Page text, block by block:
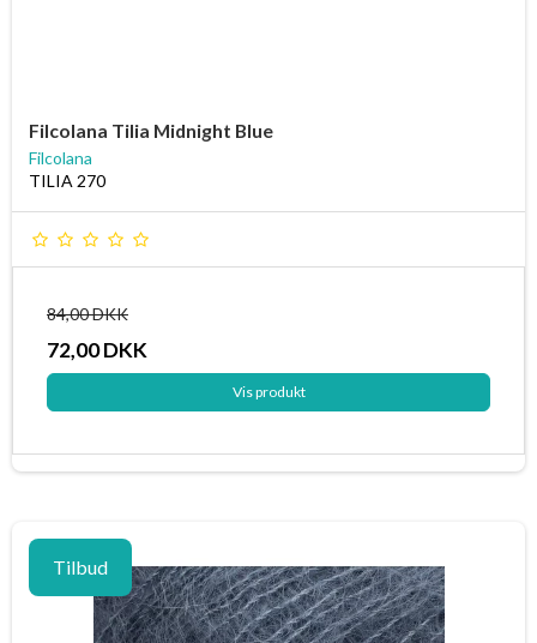
Filcolana Tilia Midnight Blue
Filcolana
TILIA 270
84,00 DKK
72,00 DKK
Vis produkt
Tilbud